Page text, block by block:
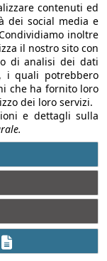
Dalla
plastica
rigenerata
e risparmio
energetico
Dal
polipropilene
arriva la
contenuti ed
dei social media e
inoltre
il nostro sito con
di analisi dei dati
i quali potrebbero
che ha fornito loro
dei loro servizi.
e dettagli sulla